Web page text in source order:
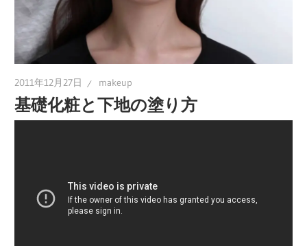
2011年12月27日 makeup
基礎化粧と下地の塗り方